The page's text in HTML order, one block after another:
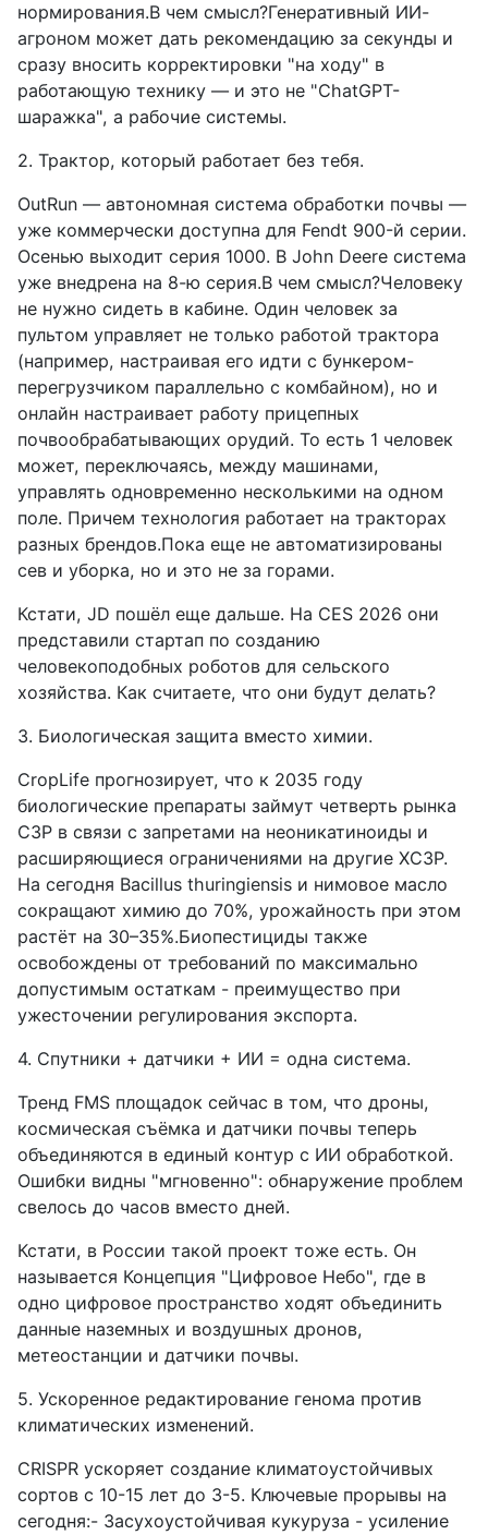
нормирования.В чем смысл?Генеративный ИИ-
агроном может дать рекомендацию за секунды и
сразу вносить корректировки "на ходу" в
работающую технику — и это не "ChatGPT-
шaражка", а рабочие системы.
2. Трактор, который работает без тебя.
OutRun — автономная система обработки почвы —
уже коммерчески доступна для Fendt 900-й серии.
Осенью выходит серия 1000. В John Deere система
уже внедрена на 8-ю серия.В чем смысл?Человеку
не нужно сидеть в кабине. Один человек за
пультом управляет не только работой трактора
(например, настраивая его идти с бункером-
перегрузчиком параллельно с комбайном), но и
онлайн настраивает работу прицепных
почвообрабатывающих орудий. То есть 1 человек
может, переключаясь, между машинами,
управлять одновременно несколькими на одном
поле. Причем технология работает на тракторах
разных брендов.Пока еще не автоматизированы
сев и уборка, но и это не за горами.
Кстати, JD пошёл еще дальше. На CES 2026 они
представили стартап по созданию
человекоподобных роботов для сельского
хозяйства. Как считаете, что они будут делать?
3. Биологическая защита вместо химии.
CropLife прогнозирует, что к 2035 году
биологические препараты займут четверть рынка
СЗР в связи с запретами на неоникатиноиды и
расширяющиеся ограничениями на другие ХСЗР.
На сегодня Bacillus thuringiensis и нимовое масло
сокращают химию до 70%, урожайность при этом
растёт на 30–35%.Биопестициды также
освобождены от требований по максимально
допустимым остаткам - преимущество при
ужесточении регулирования экспорта.
4. Спутники + датчики + ИИ = одна система.
Тренд FMS площадок сейчас в том, что дроны,
космическая съёмка и датчики почвы теперь
объединяются в единый контур с ИИ обработкой.
Ошибки видны "мгновенно": обнаружение проблем
свелось до часов вместо дней.
Кстати, в России такой проект тоже есть. Он
называется Концепция "Цифровое Небо", где в
одно цифровое пространство ходят объединить
данные наземных и воздушных дронов,
метеостанции и датчики почвы.
5. Ускоренное редактирование генома против
климатических изменений.
CRISPR ускоряет создание климатоустойчивых
сортов с 10-15 лет до 3-5. Ключевые прорывы на
сегодня:- Засухоустойчивая кукуруза - усиление